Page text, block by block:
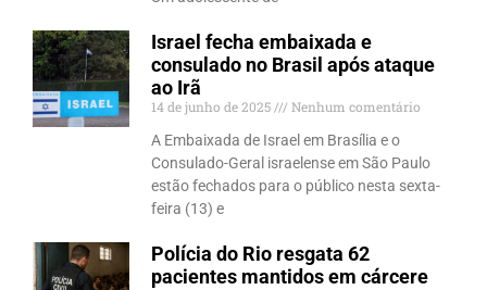
Israel fecha embaixada e
consulado no Brasil após ataque
ao Irã
14 de junho de 2025
Nenhum comentário
A Embaixada de Israel em Brasília e o
Consulado-Geral israelense em São Paulo
estão fechados para o público nesta sexta-
feira (13) e
Polícia do Rio resgata 62
pacientes mantidos em cárcere